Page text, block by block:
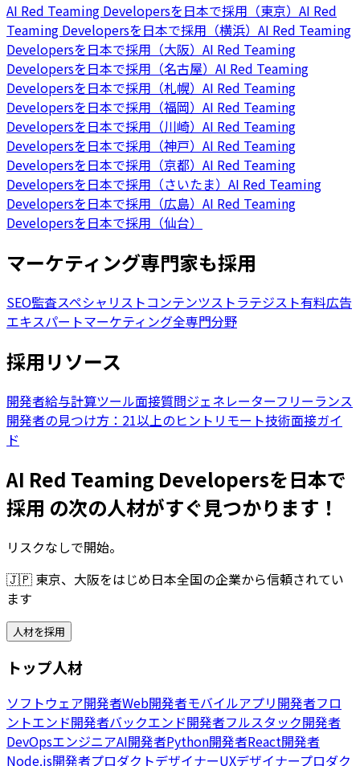
AI Red Teaming Developersを日本で採用（東京） AI Red
Teaming Developersを日本で採用（横浜） AI Red Teaming
Developersを日本で採用（大阪） AI Red Teaming
Developersを日本で採用（名古屋） AI Red Teaming
Developersを日本で採用（札幌） AI Red Teaming
Developersを日本で採用（福岡） AI Red Teaming
Developersを日本で採用（川崎） AI Red Teaming
Developersを日本で採用（神戸） AI Red Teaming
Developersを日本で採用（京都） AI Red Teaming
Developersを日本で採用（さいたま） AI Red Teaming
Developersを日本で採用（広島） AI Red Teaming
Developersを日本で採用（仙台）
マーケティング専門家も採用
SEO監査スペシャリストコンテンツストラテジスト有料広告
エキスパートマーケティング全専門分野
採用リソース
開発者給与計算ツール面接質問ジェネレーターフリーランス
開発者の見つけ方：21以上のヒント リモート技術面接ガイ
ド
AI Red Teaming Developersを日本で
採用 の次の人材がすぐ見つかります！
リスクなしで開始。
🇯🇵 東京、大阪をはじめ日本全国の企業から信頼されてい
ます
人材を採用
トップ人材
ソフトウェア開発者Web開発者モバイルアプリ開発者フロ
ントエンド開発者バックエンド開発者フルスタック開発者
DevOpsエンジニアAI開発者Python開発者React開発者
Node.js開発者プロダクトデザイナーUXデザイナープロダク